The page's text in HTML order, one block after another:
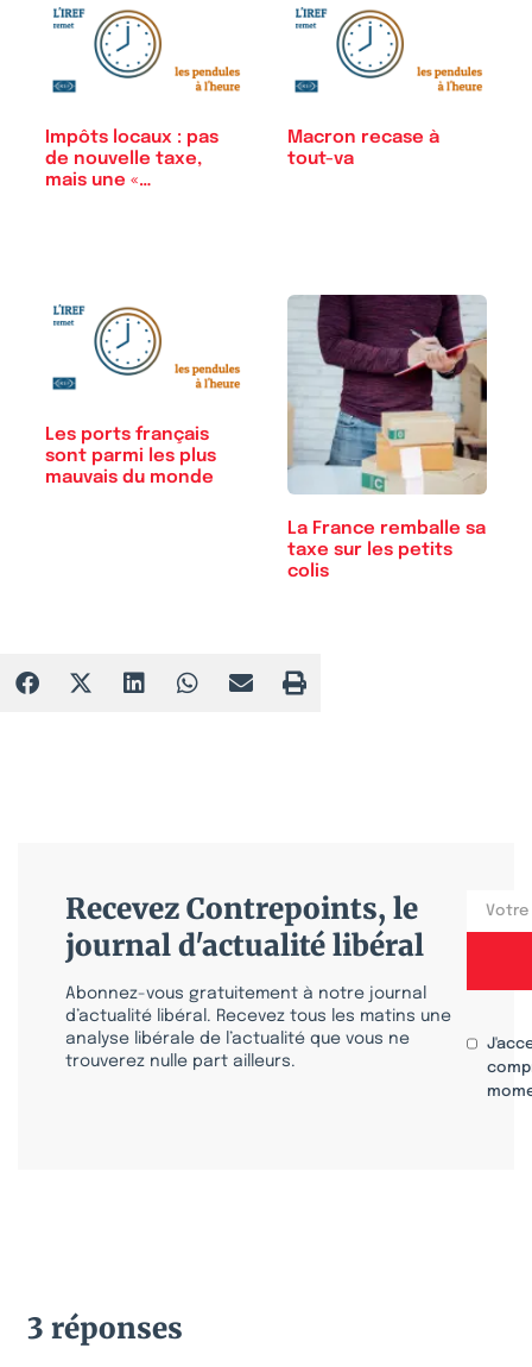
Impôts locaux : pas
de nouvelle taxe,
mais une «…
Macron recase à
tout-va
Les ports français
sont parmi les plus
mauvais du monde
La France remballe sa
taxe sur les petits
colis
Recevez Contrepoints, le
journal d'actualité libéral
Abonnez-vous gratuitement à notre journal
d’actualité libéral. Recevez tous les matins une
analyse libérale de l’actualité que vous ne
trouverez nulle part ailleurs.
3 réponses